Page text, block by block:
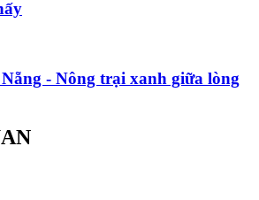
- Nông trại xanh giữa lòng